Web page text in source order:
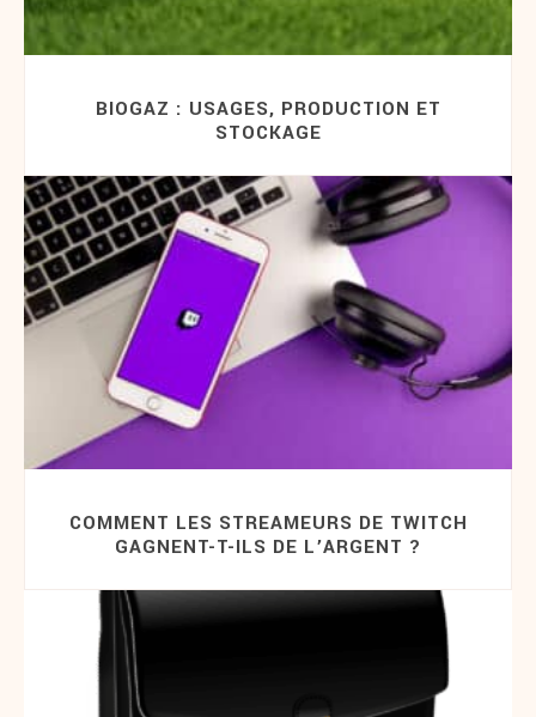
BIOGAZ : USAGES, PRODUCTION ET
STOCKAGE
COMMENT LES STREAMEURS DE TWITCH
GAGNENT-T-ILS DE L’ARGENT ?